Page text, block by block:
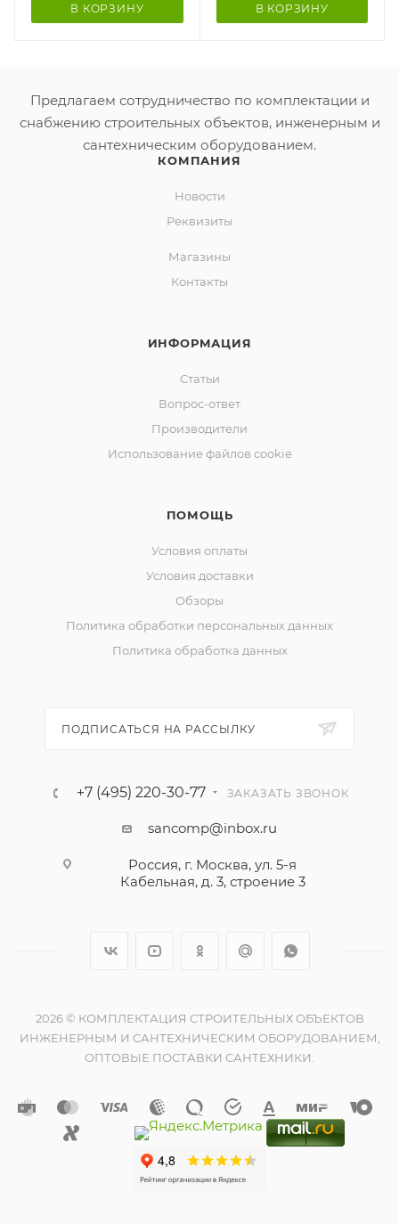
В КОРЗИНУ В КОРЗИНУ
Предлагаем сотрудничество по комплектации и
снабжению строительных объектов, инженерным и
сантехническим оборудованием.
КОМПАНИЯ
Новости
Реквизиты
Магазины
Контакты
ИНФОРМАЦИЯ
Статьи
Вопрос-ответ
Производители
Использование файлов cookie
ПОМОЩЬ
Условия оплаты
Условия доставки
Обзоры
Политика обработки персональных данных
Политика обработка данных
ПОДПИСАТЬСЯ НА РАССЫЛКУ
+7 (495) 220-30-77 ЗАКАЗАТЬ ЗВОНОК
sancomp@inbox.ru
Россия, г. Москва, ул. 5-я
Кабельная, д. 3, строение 3
2026 © КОМПЛЕКТАЦИЯ СТРОИТЕЛЬНЫХ ОБЪЕКТОВ
ИНЖЕНЕРНЫМ И САНТЕХНИЧЕСКИМ ОБОРУДОВАНИЕМ,
ОПТОВЫЕ ПОСТАВКИ САНТЕХНИКИ.